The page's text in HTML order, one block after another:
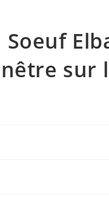
Soeuf
sur